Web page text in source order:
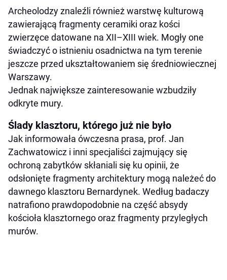
Archeolodzy znaleźli również warstwę kulturową
zawierającą fragmenty ceramiki oraz kości
zwierzęce datowane na XII–XIII wiek. Mogły one
świadczyć o istnieniu osadnictwa na tym terenie
jeszcze przed ukształtowaniem się średniowiecznej
Warszawy.
Jednak największe zainteresowanie wzbudziły
odkryte mury.
Ślady klasztoru, którego już nie było
Jak informowała ówczesna prasa, prof. Jan
Zachwatowicz i inni specjaliści zajmujący się
ochroną zabytków skłaniali się ku opinii, że
odsłonięte fragmenty architektury mogą należeć do
dawnego klasztoru Bernardynek. Według badaczy
natrafiono prawdopodobnie na część absydy
kościoła klasztornego oraz fragmenty przyległych
murów.